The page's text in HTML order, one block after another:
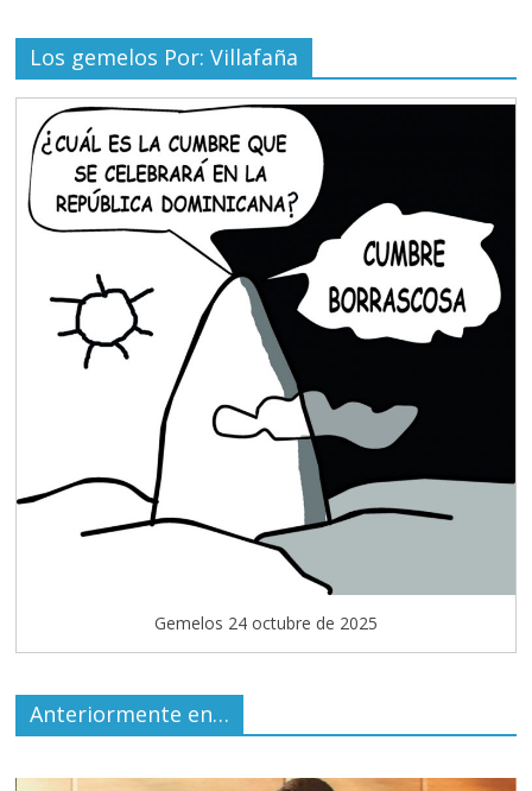
Los gemelos Por: Villafaña
Gemelos 24 octubre de 2025
Anteriormente en…